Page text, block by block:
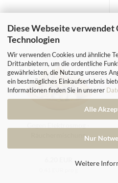
Diese Webseite verwendet
Technologien
Wir verwenden Cookies und ähnliche
Drittanbietern, um die ordentliche
gewährleisten, die Nutzung unseres
ein bestmögliches Einkaufserlebnis
Informationen finden Sie in unserer
Alle
Nur
Weitere
Räuchermischung